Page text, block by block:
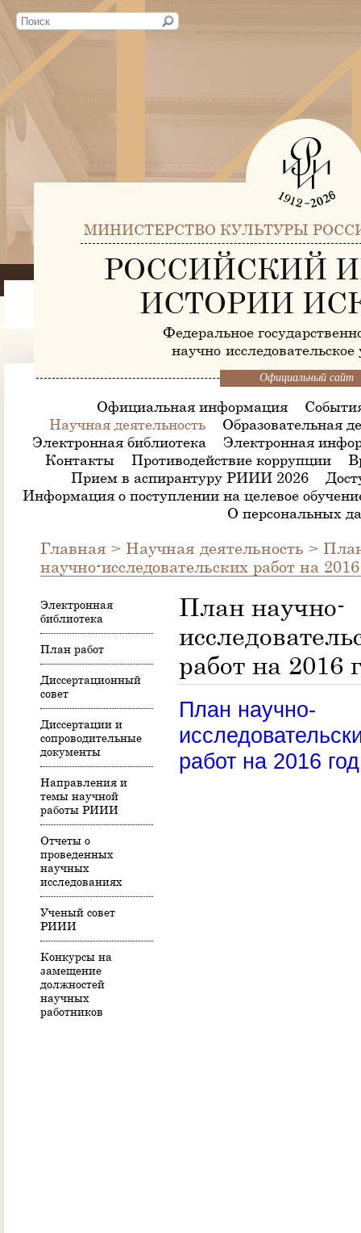
МИНИСТЕРСТВО КУЛЬТУРЫ
РОССИЙСКИЙ
ИСТОРИИ
Федеральное
научно-
Официальный сайт
Официальная информация
Научная деятельность
Образовательная
Электронная библиотека
Электронная
Контакты
Противодействие коррупции
Прием в аспирантуру РИИИ 2026
Информация о поступлении на целевое
О персональных
Главная > Научная деятельность >
научно-исследовательских работ на
Электронная
библиотека
План работ
Диссертационный
совет
Диссертации и
сопроводительные
документы
Направления и
темы научной
работы РИИИ
Отчеты о
проведенных
научных
исследованиях
Ученый совет
РИИИ
Конкурсы на
замещение
должностей
научных
работников
План научно-
работ на 2016
План научно-
работ на 2016 год